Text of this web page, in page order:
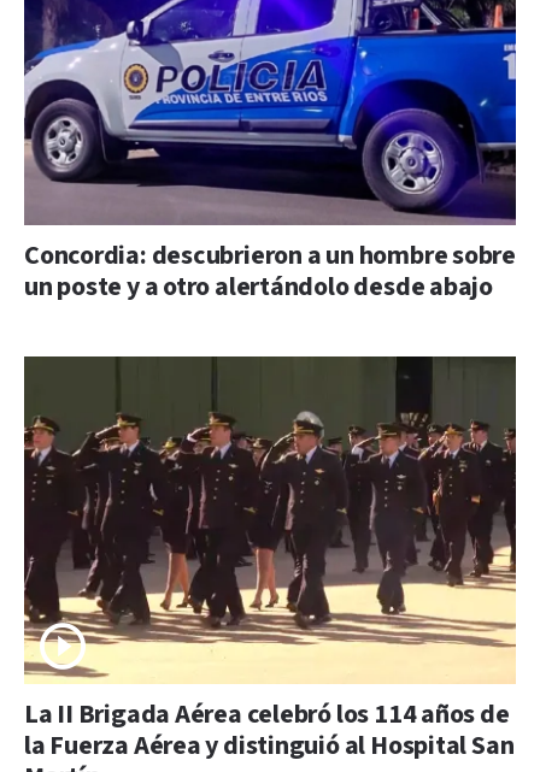
Concordia: descubrieron a un hombre sobre
un poste y a otro alertándolo desde abajo
La II Brigada Aérea celebró los 114 años de
la Fuerza Aérea y distinguió al Hospital San